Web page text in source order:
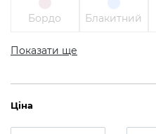
Бордо Блакитний
Показати ще
Ціна